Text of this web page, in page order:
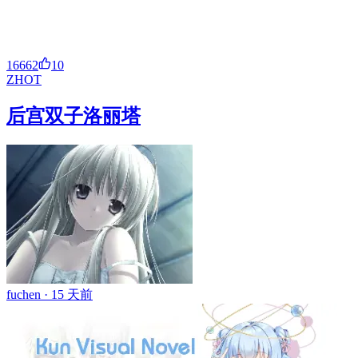
16662
10
ZHOT
后宫双子洛丽塔
fuchen · 15 天前